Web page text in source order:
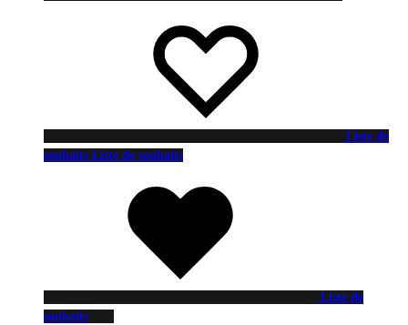
Liste de
souhaits Liste de souhaits
Liste de
souhaits